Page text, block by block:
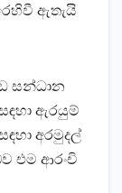
ඇතැයි
සන්ධාන
ඇරයුම්
අරමුදල්
එම ආරංචි